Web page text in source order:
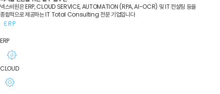
넥스비원은 ERP, CLOUD SERVICE, AUTOMATION (RPA, AI-OCR) 및 IT 컨설팅 등을
종합적으로 제공하는 IT Total Consulting 전문 기업입니다
ERP
CLOUD